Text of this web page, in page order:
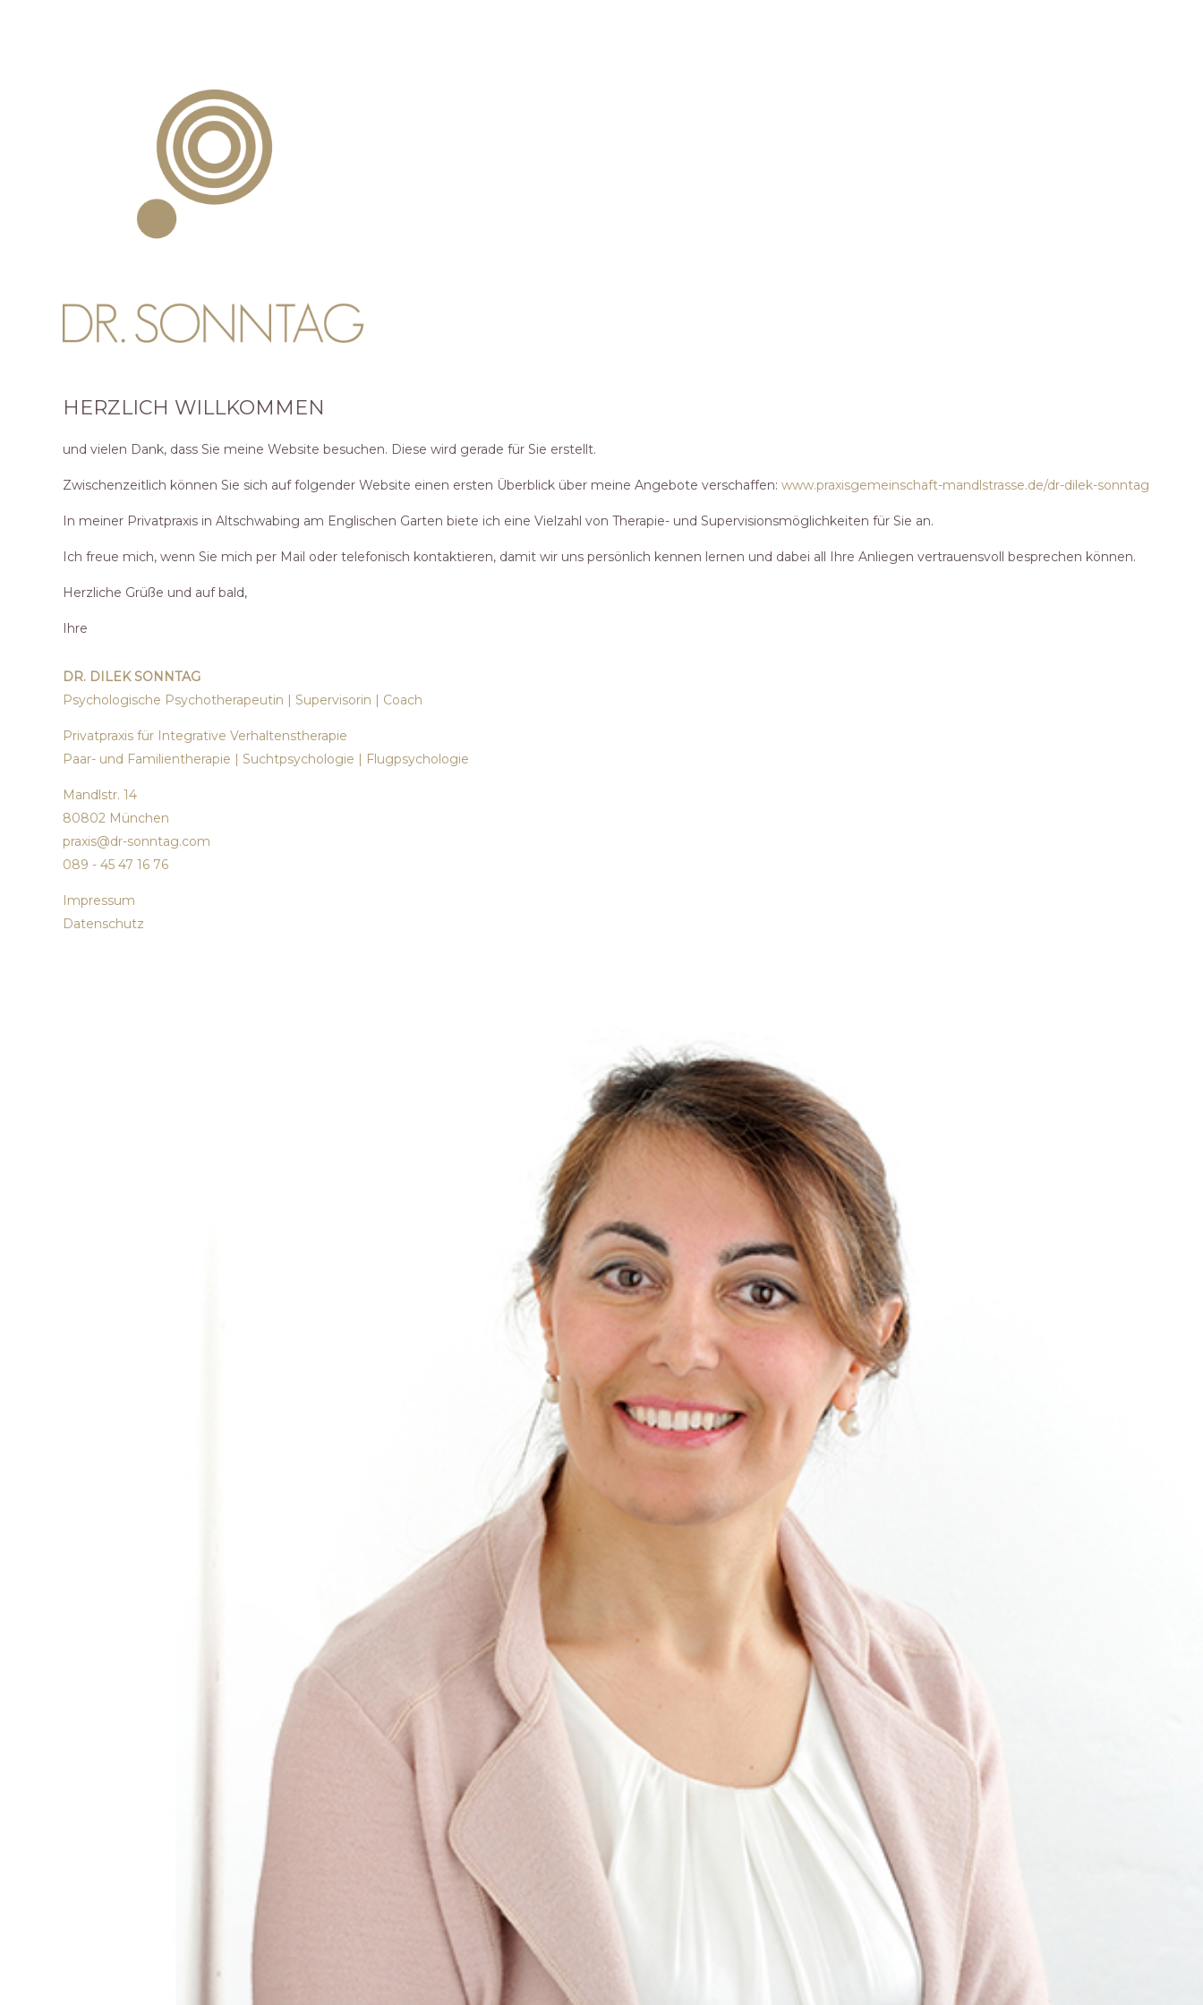
HERZLICH WILLKOMMEN
und vielen Dank, dass Sie meine Website besuchen. Diese wird gerade für Sie erstellt.
Zwischenzeitlich können Sie sich auf folgender Website einen ersten Überblick über meine Angebote verschaffen: www.praxisgemeinschaft-mandlstrasse.de/dr-dilek-sonntag
In meiner Privatpraxis in Altschwabing am Englischen Garten biete ich eine Vielzahl von Therapie- und Supervisionsmöglichkeiten für Sie an.
Ich freue mich, wenn Sie mich per Mail oder telefonisch kontaktieren, damit wir uns persönlich kennen lernen und dabei all Ihre Anliegen vertrauensvoll besprechen können.
Herzliche Grüße und auf bald,
Ihre
DR. DILEK SONNTAG
Psychologische Psychotherapeutin | Supervisorin | Coach
Privatpraxis für Integrative Verhaltenstherapie
Paar- und Familientherapie | Suchtpsychologie | Flugpsychologie
Mandlstr. 14
80802 München
praxis@dr-sonntag.com
089 - 45 47 16 76
Impressum
Datenschutz